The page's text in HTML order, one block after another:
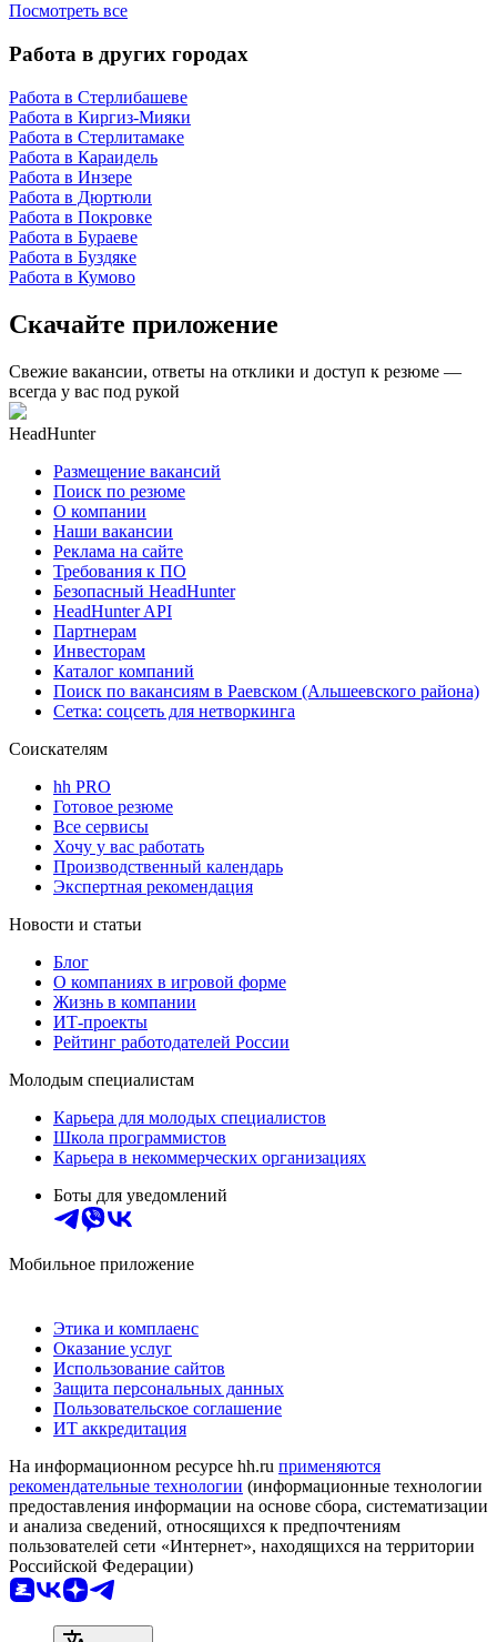
Посмотреть все
Работа в других городах
Работа в Стерлибашеве
Работа в Киргиз-Мияки
Работа в Стерлитамаке
Работа в Караидель
Работа в Инзере
Работа в Дюртюли
Работа в Покровке
Работа в Бураеве
Работа в Буздяке
Работа в Кумово
Скачайте приложение
Свежие вакансии, ответы на отклики и доступ к резюме —
всегда у вас под рукой
HeadHunter
Размещение вакансий
Поиск по резюме
О компании
Наши вакансии
Реклама на сайте
Требования к ПО
Безопасный HeadHunter
HeadHunter API
Партнерам
Инвесторам
Каталог компаний
Поиск по вакансиям в Раевском (Альшеевского района)
Сетка: соцсеть для нетворкинга
Соискателям
hh PRO
Готовое резюме
Все сервисы
Хочу у вас работать
Производственный календарь
Экспертная рекомендация
Новости и статьи
Блог
О компаниях в игровой форме
Жизнь в компании
ИТ-проекты
Рейтинг работодателей России
Молодым специалистам
Карьера для молодых специалистов
Школа программистов
Карьера в некоммерческих организациях
Боты для уведомлений
Мобильное приложение
Этика и комплаенс
Оказание услуг
Использование сайтов
Защита персональных данных
Пользовательское соглашение
ИТ аккредитация
На информационном ресурсе hh.ru применяются
рекомендательные технологии (информационные технологии
предоставления информации на основе сбора, систематизации
и анализа сведений, относящихся к предпочтениям
пользователей сети «Интернет», находящихся на территории
Российской Федерации)